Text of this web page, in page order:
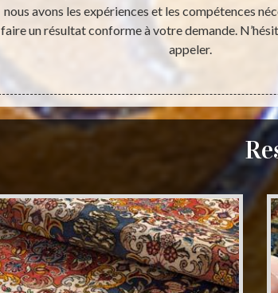
nous avons les expériences et les compétences
faire un résultat conforme à votre demande.
appeler.